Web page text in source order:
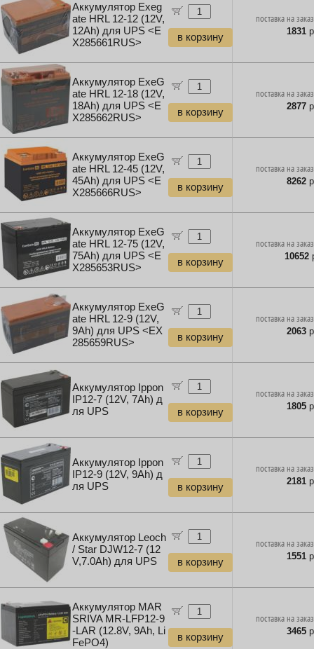
Аккумулятор Exeg
ate HRL 12-12 (12V,
12Ah) для UPS <E
X285661RUS>
в корзину
поставка на
1831
Аккумулятор ExeG
ate HRL 12-18 (12V,
18Ah) для UPS <E
X285662RUS>
в корзину
поставка на
2877
Аккумулятор ExeG
ate HRL 12-45 (12V,
45Ah) для UPS <E
X285666RUS>
в корзину
поставка на
8262
Аккумулятор ExeG
ate HRL 12-75 (12V,
75Ah) для UPS <E
X285653RUS>
в корзину
поставка на
10652
Аккумулятор ExeG
ate HRL 12-9 (12V,
9Ah) для UPS <EX
285659RUS>
в корзину
поставка на
2063
Аккумулятор Ippon
IP12-7 (12V, 7Ah) д
ля UPS
в корзину
поставка на
1805
Аккумулятор Ippon
IP12-9 (12V, 9Ah) д
ля UPS
в корзину
поставка на
2181
Аккумулятор Leoch
/ Star DJW12-7 (12
V,7.0Ah) для UPS
в корзину
поставка на
1551
Аккумулятор MAR
SRIVA MR-LFP12-9
-LAR (12.8V, 9Ah, Li
FePO4)
в корзину
поставка на
3465